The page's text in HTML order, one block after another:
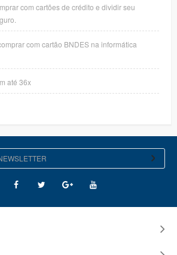
com cartões de crédito e dividir seu
com cartão BNDES na informática
até 36x